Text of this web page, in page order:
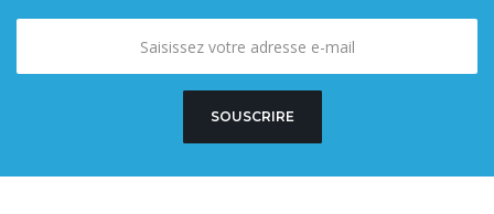
SOUSCRIRE